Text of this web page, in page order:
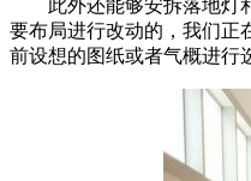
此外还能够安拆落地灯和
要布局进行改动的，我们正
前设想的图纸或者气概进行